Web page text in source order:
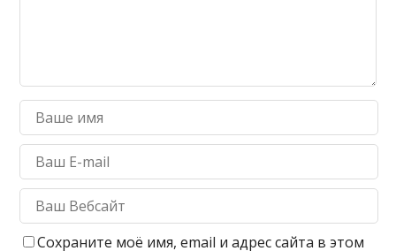
Сохраните моё имя, email и адрес сайта в этом